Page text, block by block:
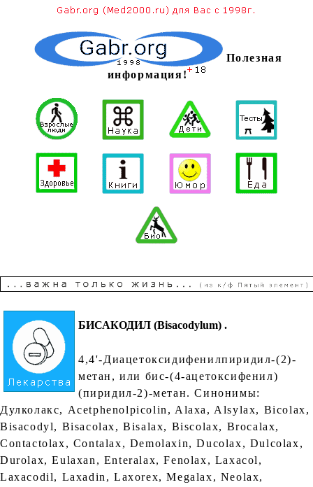
Полезная
информация!
БИСАКОДИЛ (Вisасоdуlum) .
4,4'-Диацетоксидифенилпиридил-(2)-
метан, или бис-(4-ацетоксифенил)
(пиридил-2)-метан. Синонимы:
Дулколакс, Аcetphenolpicolin, Alaxa, Alsylax, Bicolax,
Bisacodyl, Bisacolax, Bisalax, Biscolax, Brocalax,
Contactolax, Contalax, Demolaxin, Ducolax, Dulcolax,
Durolax, Eulaxan, Enteralax, Fenolax, Laxacol,
Laxacodil, Laxadin, Laxorex, Megalax, Neolax,